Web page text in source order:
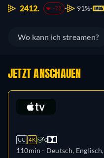
2412.
-72 91%
Wo kann ich streamen?
JETZT ANSCHAUEN
CC 4K 0
110min - Deutsch, Englisch,